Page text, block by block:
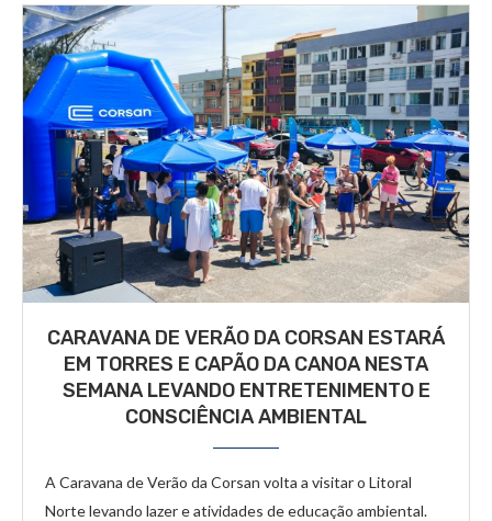
CARAVANA DE VERÃO DA CORSAN ESTARÁ
EM TORRES E CAPÃO DA CANOA NESTA
SEMANA LEVANDO ENTRETENIMENTO E
CONSCIÊNCIA AMBIENTAL
A Caravana de Verão da Corsan volta a visitar o Litoral
Norte levando lazer e atividades de educação ambiental.